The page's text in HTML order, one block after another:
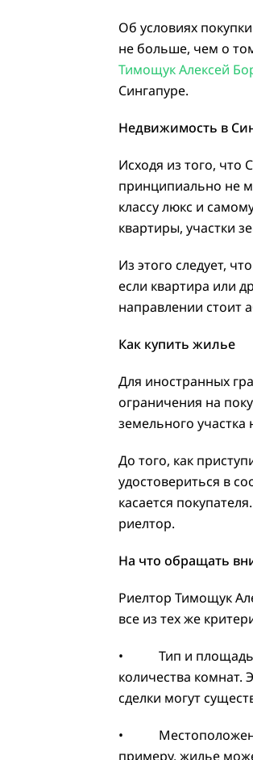
Об условиях
не больше, чем о
Тимощук Алексей
Сингапуре.
Недвижимость в
Исходя из того,
принципиально не
классу люкс и
квартиры, участки
Из этого следует,
если квартира или
направлении стоит
Как купить жилье
Для иностранных
ограничения на
земельного
До того, как
удостовериться в
касается
риелтор.
На что обращать
Риелтор Тимощук
все из тех же
• Тип и площадь
количества комнат.
сделки могут
•
примеру, жилье